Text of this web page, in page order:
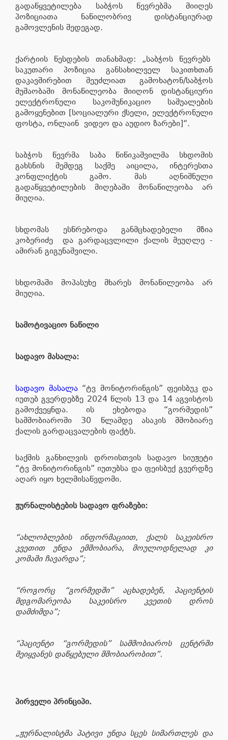
გადაწყვეტილება საბჭოს წევრებმა მიიღეს
პოზიციათა ნაწილობრივ დისტანციურად
გამოვლენის შედეგად.
ქარტიის წესდების თანახმად: „საბჭოს წევრებს
საკუთარი პოზიცია განსახილველ საკითხთან
დაკავშირებით შეუძლიათ გამოხატონ/საბჭოს
მუშაობაში მონაწილეობა მიიღონ დისტანციური
ელექტრონული საკომუნიკაციო საშუალების
გამოყენებით [სოციალური ქსელი, ელექტრონული
ფოსტა, ონლაინ ვიდეო და აუდიო ზარები]“.
საბჭოს წევრმა საბა წიწიკაშვილმა სხდომის
გახსნის შემდეგ საქმე აიცილა, ინტერესთა
კონფლიქტის გამო. მას აღნიშნული
გადაწყვეტილების მიღებაში მონაწილეობა არ
მიუღია.
სხდომას ესწრებოდა განმცხადებელი მზია
კობერიძე და გარდაცვლილი ქალის მეუღლე -
ამირან გიგუნაშვილი.
სხდომაში მოპასუხე მხარეს მონაწილეობა არ
მიუღია.
სამოტივაციო ნაწილი
სადავო მასალა:
სადავო მასალა “ტვ მონიტორინგის” ფეისბუკ და
იუთუბ გვერდებზე 2024 წლის 13 და 14 აგვისტოს
გამოქვეყნდა. ის ეხებოდა “გორმედის”
სამშობიაროში 30 წლამდე ასაკის მშობიარე
ქალის გარდაცვალების ფაქტს.
საქმის განხილვის დროისთვის სადავო სიუჟეტი
“ტვ მონიტორინგის” იუთუბსა და ფეისბუქ გვერდზე
აღარ იყო ხელმისაწვდომი.
ჟურნალისტების სადავო ფრაზები:
“ახლობლების ინფორმაციით, ქალს საკეისრო
კვეთით უნდა ემშობიარა, მოულოდნელად კი
კომაში ჩავარდა”;
“როგორც “გორმედში” აცხადებენ, პაციენტის
მდგომარეობა საკეისრო კვეთის დროს
დამძიმდა”;
“პაციენტი “გორმედის” სამშობიაროს ცენტრში
შეიყვანეს დაწყებული მშობიარობით”.
პირველი პრინციპი.
„ჟურნალისტმა პატივი უნდა სცეს სიმართლეს და